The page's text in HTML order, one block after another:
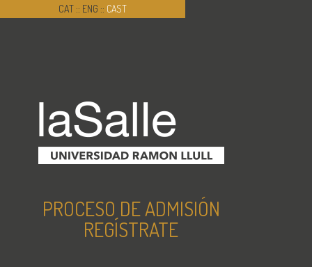
CAT :: ENG :: CAST
PROCESO DE ADMISIÓN
REGÍSTRATE